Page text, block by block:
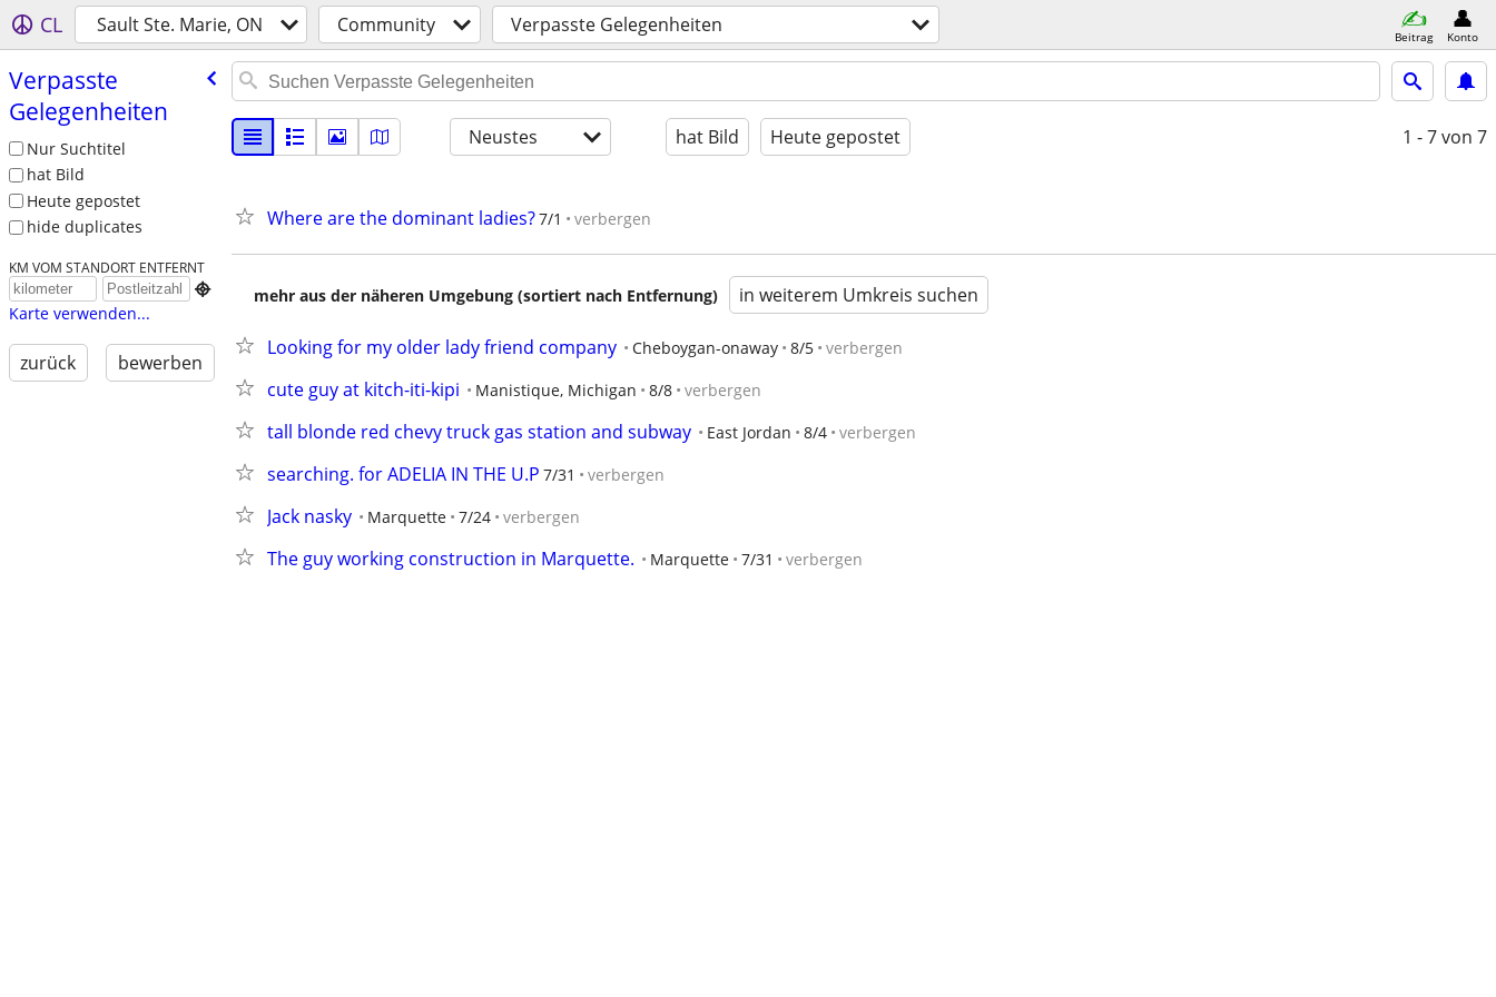
CL Sault Ste. Marie, ON Community Verpasste Gelegenheiten Beitrag Konto
Verpasste
Gelegenheiten
Nur Suchtitel
hat Bild
Heute gepostet
hide duplicates
KM VOM STANDORT ENTFERNT

Karte verwenden...
zurück bewerben
Neustes hat Bild Heute gepostet 1 - 7von 7
Where are the dominant ladies?7/1 verbergen
mehr aus der näheren Umgebung (sortiert nach Entfernung) in weiterem Umkreis suchen
Looking for my older lady friend company Cheboygan-onaway 8/5 verbergen
cute guy at kitch-iti-kipi Manistique, Michigan 8/8 verbergen
tall blonde red chevy truck gas station and subway East Jordan 8/4 verbergen
searching. for ADELIA IN THE U.P 7/31 verbergen
Jack nasky Marquette 7/24 verbergen
The guy working construction in Marquette. Marquette 7/31 verbergen